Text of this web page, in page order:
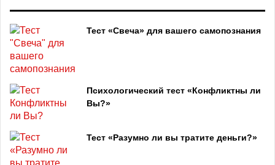
Тест «Свеча» для вашего самопознания
Психологический тест «Конфликтны ли
Вы?»
Тест «Разумно ли вы тратите деньги?»